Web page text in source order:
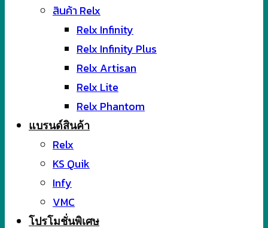
สินค้า Relx
Relx Infinity
Relx Infinity Plus
Relx Artisan
Relx Lite
Relx Phantom
แบรนด์สินค้า
Relx
KS Quik
Infy
VMC
โปรโมชั่นพิเศษ